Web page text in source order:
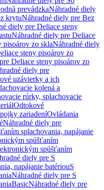
prevádzkaNáhradné diely
krytuNáhradné diely pre Bez
diely pre Deliace steny
Náhradné diely pre Deliace
pisoárov zo sklaNáhradné diely
steny pisoárov zo
Deliace steny pisoárov zo
diely pre
uzávierky a ich
kolená a
rúrky, splachovacie
Odtokové
zariadeníOvládania
Náhradné diely pre
splachovania, napájanie
spúšťaním
spúšťaním
diely pre S
napájanie batériouS
Náhradné diely pre S
BasicNáhradné diely pre